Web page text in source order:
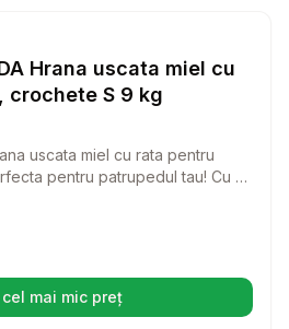
Hrana Uscata Caini
Hrana uscata miel cu
crochete S 9 kg
uscata miel cu rata pentru
pentru patrupedul tau! Cu un
fie o bucurie pentru cainele tau.
mai mic preț
(se deschide într-o filă nouă)